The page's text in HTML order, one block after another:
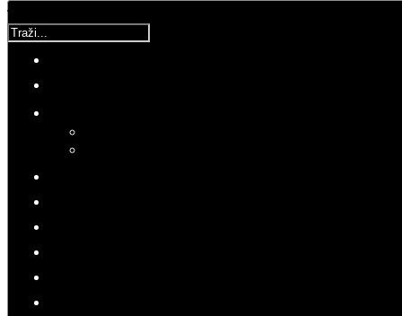
Traži...
Molimo ocijenite